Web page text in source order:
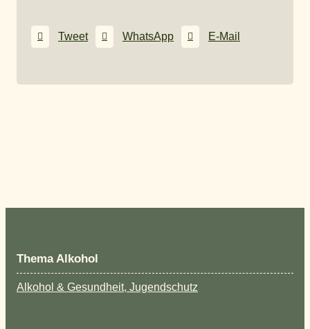
Tweet WhatsApp E-Mail
Thema Alkohol
Alkohol & Gesundheit, Jugendschutz